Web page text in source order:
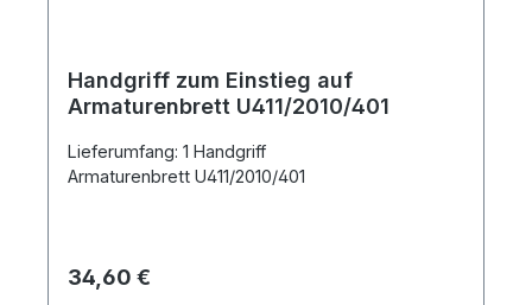
Handgriff zum Einstieg auf
Armaturenbrett U411/2010/401
Lieferumfang: 1 Handgriff
Armaturenbrett U411/2010/401
Regulärer Preis:
34,60 €